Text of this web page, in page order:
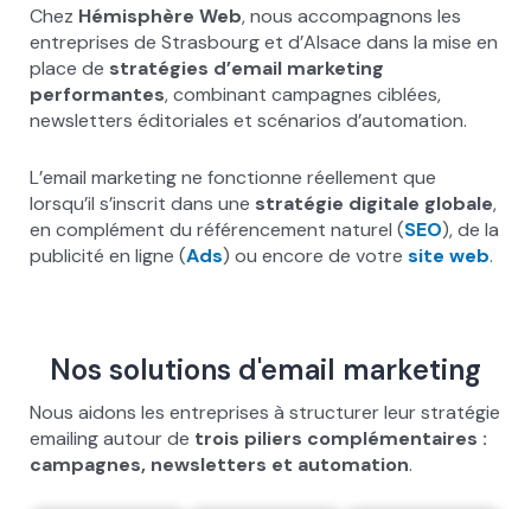
Chez Hémisphère Web, nous accompagnons les
entreprises de Strasbourg et d’Alsace dans la mise en
place de stratégies d’email marketing
performantes, combinant campagnes ciblées,
newsletters éditoriales et scénarios d’automation.
L’email marketing ne fonctionne réellement que
lorsqu’il s’inscrit dans une stratégie digitale globale,
en complément du référencement naturel (SEO), de la
publicité en ligne (Ads) ou encore de votre site web.
Nos solutions d'email marketing
Nous aidons les entreprises à structurer leur stratégie
emailing autour de trois piliers complémentaires :
campagnes, newsletters et automation.